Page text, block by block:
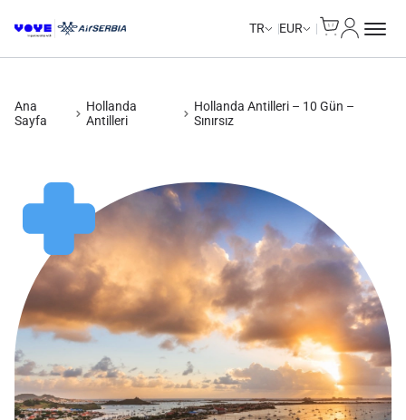
TR EUR
Ana
Sayfa
Hollanda
Antilleri
Hollanda Antilleri – 10 Gün –
Sınırsız